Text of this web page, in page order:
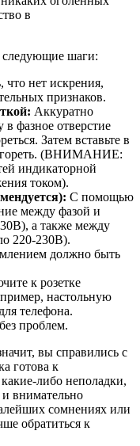
в
следующие шаги:
что нет искрения,
признаков.
Аккуратно
в фазное отверстие
Затем вставьте в
гореть. (ВНИМАНИЕ:
индикаторной
током).
С помощью
между фазой и
а также между
220-230В).
должно быть
к розетке
настольную
телефона.
проблем.
вы справились с
готова к
либо неполадки,
и внимательно
сомнениях или
обратиться к